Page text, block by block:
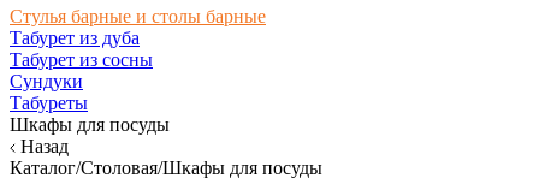
Стулья барные и столы барные
Табурет из дуба
Табурет из сосны
Сундуки
Табуреты
Шкафы для посуды
Назад
Каталог/Столовая/Шкафы для посуды